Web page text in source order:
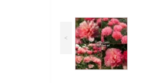
<